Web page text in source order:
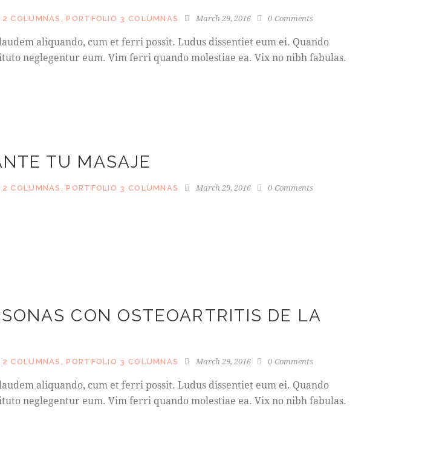
COLUMNAS ,PORTFOLIO 3 COLUMNAS March 29, 2016 0 Comments
aliquando, cum et ferri possit. Ludus dissentiet eum ei. Quando
neglegentur eum. Vim ferri quando molestiae ea. Vix no nibh fabulas.
TU MASAJE
COLUMNAS ,PORTFOLIO 3 COLUMNAS March 29, 2016 0 Comments
CON OSTEOARTRITIS DE LA
COLUMNAS ,PORTFOLIO 3 COLUMNAS March 29, 2016 0 Comments
aliquando, cum et ferri possit. Ludus dissentiet eum ei. Quando
neglegentur eum. Vim ferri quando molestiae ea. Vix no nibh fabulas.